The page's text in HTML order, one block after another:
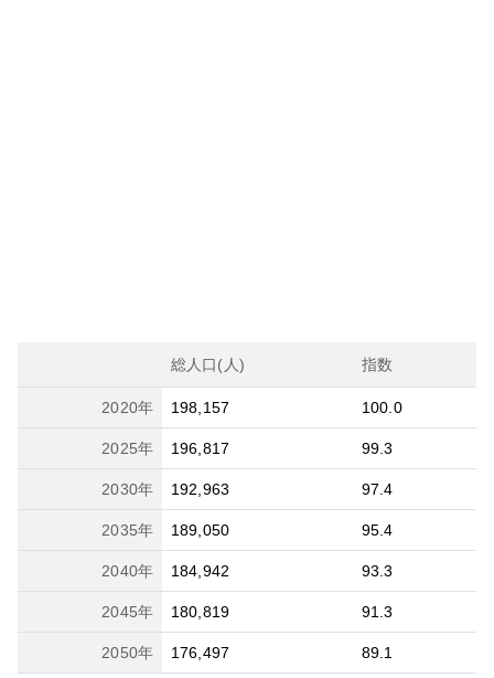
総人口(人) 指数
2020年 198,157 100.0
2025年 196,817 99.3
2030年 192,963 97.4
2035年 189,050 95.4
2040年 184,942 93.3
2045年 180,819 91.3
2050年 176,497 89.1